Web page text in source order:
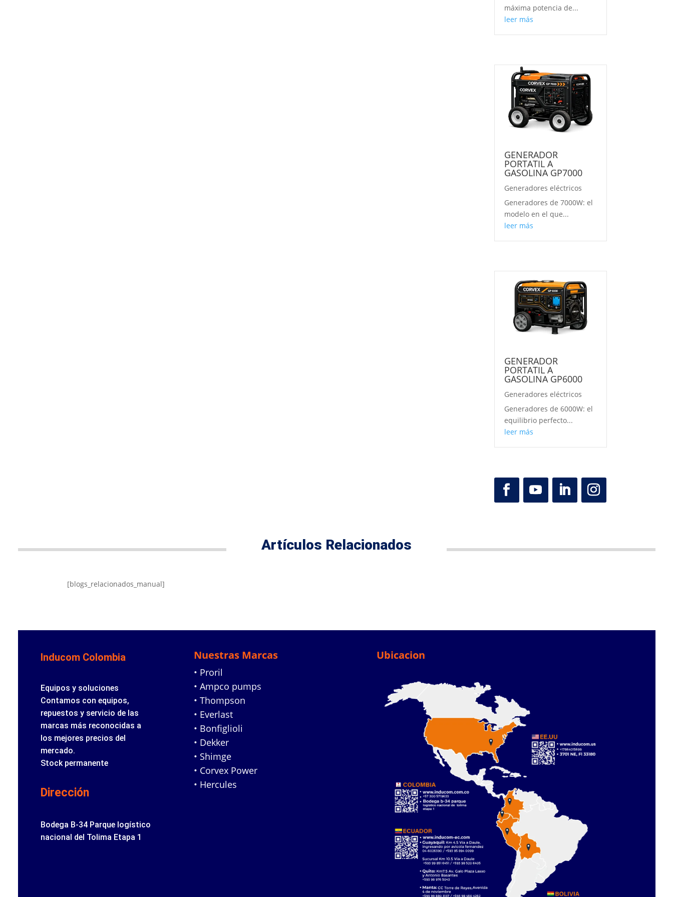
máxima potencia de...
leer más
GENERADOR
PORTATIL A
GASOLINA GP7000
Generadores eléctricos
Generadores de 7000W: el
modelo en el que...
leer más
GENERADOR
PORTATIL A
GASOLINA GP6000
Generadores eléctricos
Generadores de 6000W: el
equilibrio perfecto...
leer más
Artículos Relacionados
[blogs_relacionados_manual]
Inducom Colombia
Equipos y soluciones
Contamos con equipos,
repuestos y servicio de las
marcas más reconocidas a
los mejores precios del
mercado.
Stock permanente
Dirección
Bodega B-34 Parque logístico
nacional del Tolima Etapa 1
Nuestras Marcas
• Proril
• Ampco pumps
• Thompson
• Everlast
• Bonfiglioli
• Dekker
• Shimge
• Corvex Power
• Hercules
Ubicacion